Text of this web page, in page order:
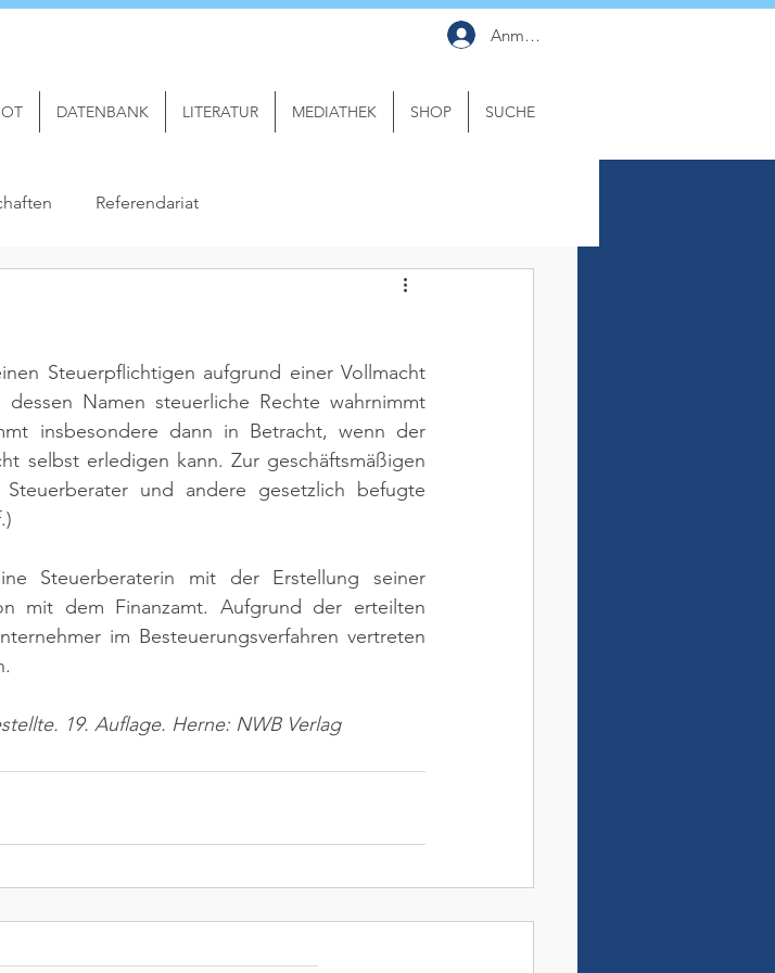
Anmelden
DATENBANK LITERATUR MEDIATHEK SHOP SUCHE
Referendariat
Steuerpflichtigen aufgrund einer Vollmacht
Namen steuerliche Rechte wahrnimmt
insbesondere dann in Betracht, wenn der
selbst erledigen kann. Zur geschäftsmäßigen
und andere gesetzlich befugte
Steuerberaterin mit der Erstellung seiner
mit dem Finanzamt. Aufgrund der erteilten
im Besteuerungsverfahren vertreten
19. Auflage. Herne: NWB Verlag